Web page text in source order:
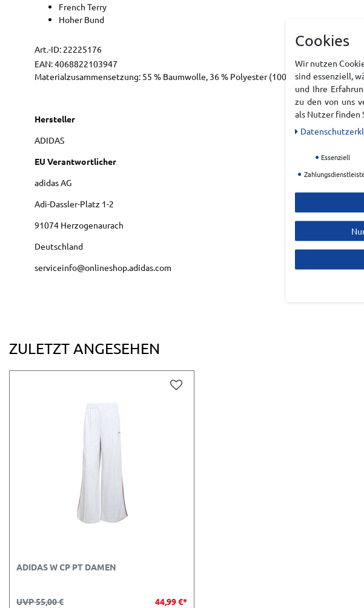
French Terry
Hoher Bund
Art.-ID: 22225176
EAN:4068822103947
Materialzusammensetzung: 55 % Baumwolle, 36 % Polyester (100 % recycelt), 9 %
Hersteller
ADIDAS
EU Verantwortlicher
adidas AG
Adi-Dassler-Platz 1-2
91074 Herzogenaurach
Deutschland
serviceinfo@onlineshop.adidas.com
ZULETZT ANGESEHEN
ADIDAS W CP PT DAMEN
UVP 55,00 € 44,99 €*
Cookies
Wir nutzen
sind essenziell,
und Ihre
zu den von uns
als Nutzer finden
Essenziell